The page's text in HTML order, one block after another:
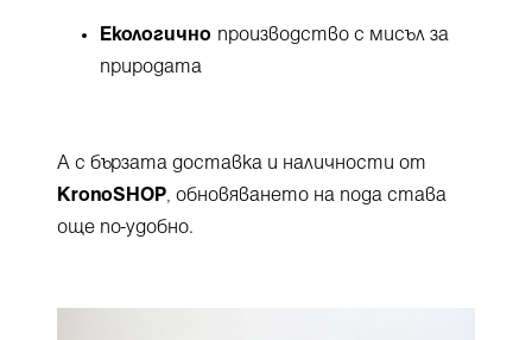
Екологично производство с мисъл за
природата
А с бързата доставка и наличности от
KronoSHOP, обновяването на пода става
още по-удобно.